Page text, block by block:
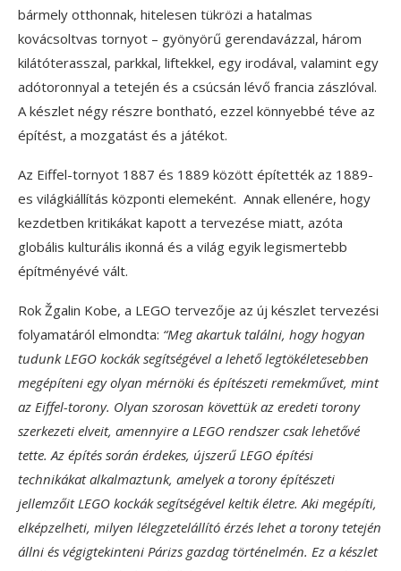
bármely otthonnak, hitelesen tükrözi a hatalmas
kovácsoltvas tornyot – gyönyörű gerendavázzal, három
kilátóterasszal, parkkal, liftekkel, egy irodával, valamint egy
adótoronnyal a tetején és a csúcsán lévő francia zászlóval.
A készlet négy részre bontható, ezzel könnyebbé téve az
építést, a mozgatást és a játékot.
Az Eiffel-tornyot 1887 és 1889 között építették az 1889-
es világkiállítás központi elemeként. Annak ellenére, hogy
kezdetben kritikákat kapott a tervezése miatt, azóta
globális kulturális ikonná és a világ egyik legismertebb
építményévé vált.
Rok Žgalin Kobe, a LEGO tervezője az új készlet tervezési
folyamatáról elmondta: “Meg akartuk találni, hogy hogyan
tudunk LEGO kockák segítségével a lehető legtökéletesebben
megépíteni egy olyan mérnöki és építészeti remekművet, mint
az Eiffel-torony. Olyan szorosan követtük az eredeti torony
szerkezeti elveit, amennyire a LEGO rendszer csak lehetővé
tette. Az építés során érdekes, újszerű LEGO építési
technikákat alkalmaztunk, amelyek a torony építészeti
jellemzőit LEGO kockák segítségével keltik életre. Aki megépíti,
elképzelheti, milyen lélegzetelállító érzés lehet a torony tetején
állni és végigtekinteni Párizs gazdag történelmén. Ez a készlet